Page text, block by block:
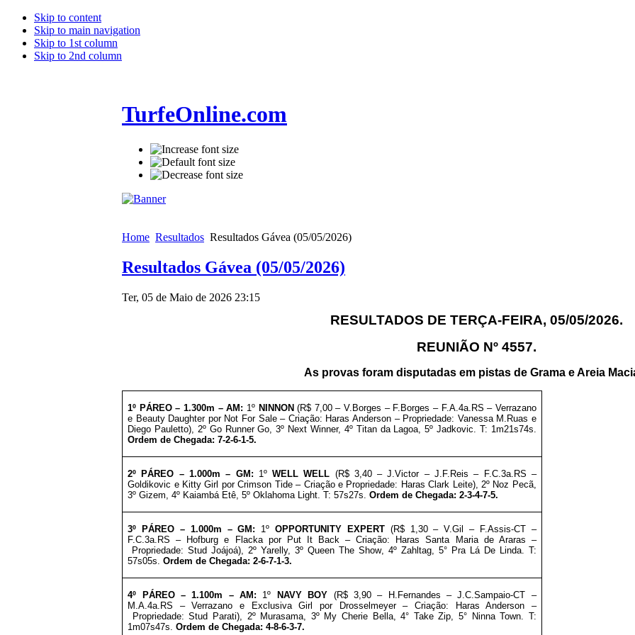
Skip to content
Skip to main navigation
Skip to 1st column
Skip to 2nd column
TurfeOnline.com
Home Resultados Resultados Gávea (05/05/2026)
Resultados Gávea (05/05/2026)
Ter, 05 de Maio de 2026 23:15
RESULTADOS DE TERÇA-FEIRA, 05/05/2026.
REUNIÃO Nº 4557.
As provas foram disputadas em pistas de Grama e Areia
1º PÁREO –1.300m – AM : 1ºNINNON (R$ 7,00 – V.Borges – F.Borges – F.A.4a.RS – Verrazano
e Beauty Daughter por Not For Sale – Criação: Haras Anderson – Propriedade: Vanessa M.Ruas e
Diego Pauletto), 2º Go Runner Go, 3º Next Winner, 4º Titan da Lagoa, 5º Jadkovic. T: 1m21s74s.
Ordem de Chegada: 7-2-6-1-5.
2º PÁREO –1.000m – GM : 1ºWELL WELL (R$ 3,40 – J.Victor – J.F.Reis – F.C.3a.RS –
Goldikovic e Kitty Girl por Crimson Tide – Criação e Propriedade: Haras Clark Leite), 2º Noz Pecã,
3º Gizem, 4º Kaiambá Etê, 5º Oklahoma Light. T: 57s27s.Ordem de Chegada: 2-3-4-7-5.
3º PÁREO – 1.000m – GM : 1º OPPORTUNITY EXPERT (R$ 1,30 – V.Gil – F.Assis-CT –
F.C.3a.RS – Hofburg e Flacka por Put It Back – Criação: Haras Santa Maria de Araras –
Propriedade: Stud Joájoá), 2º Yarelly, 3ºQueen The Show, 4º Zahltag, 5° Pra Lá De Linda. T:
57s05s.Ordem de Chegada: 2-6-7-1-3.
4º PÁREO –1.100m – AM : 1º NAVY BOY (R$ 3,90 – H.Fernandes– J.C.Sampaio-CT –
M.A.4a.RS – Verrazano e Exclusiva Girl por Drosselmeyer – Criação: Haras Anderson –
Propriedade:Stud Parati), 2º Murasama, 3º My Cherie Bella, 4° Take Zip, 5° Ninna Town. T:
1m07s47s.Ordem de Chegada: 4-8-6-3-7.